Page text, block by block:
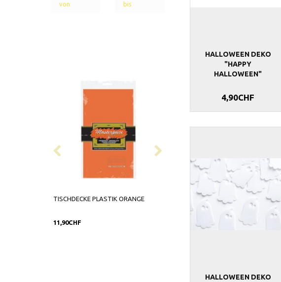
TISCHDECKE PLASTIK ORANGE
11,90CHF
SERVIETTEN ORANGE 25 CM
HALLOWEEN DEKO
"HAPPY
HALLOWEEN"
4,90CHF
HALLOWEEN DEKO